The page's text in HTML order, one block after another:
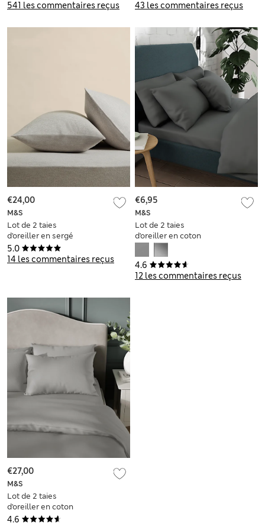
541 les commentaires reçus 43 les commentaires reçus
5.0
14 les commentaires reçus
M&S
Lot de 2 taies
d'oreiller en sergé
de coton brossé
€24,00
4.6
12 les commentaires reçus
M&S
Lot de 2 taies
d'oreiller en coton
€6,95
4.6
M&S
Lot de 2 taies
d'oreiller en coton
satiné égyptien avec
€27,00